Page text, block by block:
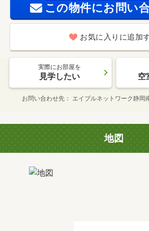
この物件にお問い
お気に入りに追加
実際にお部屋を
見学したい 空
お問い合わせ先 エイブルネットワーク静
地図